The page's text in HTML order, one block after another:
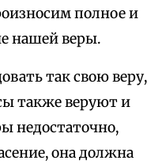
полное и
нашей веры.
так свою веру,
также веруют и
недостаточно,
она должна